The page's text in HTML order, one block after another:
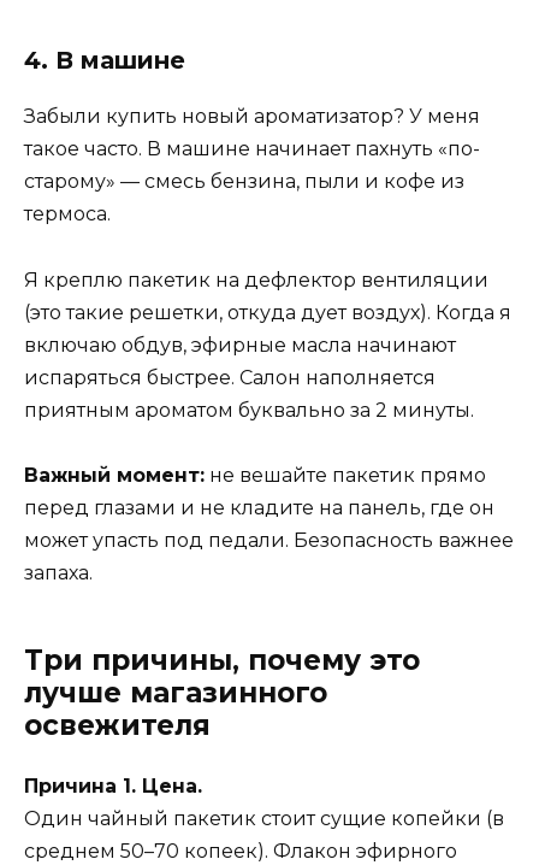
4. В машине
Забыли купить новый ароматизатор? У меня
такое часто. В машине начинает пахнуть «по-
старому» — смесь бензина, пыли и кофе из
термоса.
Я креплю пакетик на дефлектор вентиляции
(это такие решетки, откуда дует воздух). Когда я
включаю обдув, эфирные масла начинают
испаряться быстрее. Салон наполняется
приятным ароматом буквально за 2 минуты.
Важный момент: не вешайте пакетик прямо
перед глазами и не кладите на панель, где он
может упасть под педали. Безопасность важнее
запаха.
Три причины, почему это
лучше магазинного
освежителя
Причина 1. Цена.
Один чайный пакетик стоит сущие копейки (в
среднем 50–70 копеек). Флакон эфирного